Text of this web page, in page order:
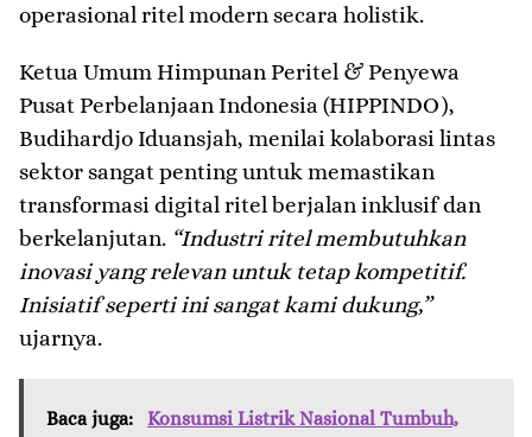
operasional ritel modern secara holistik.
Ketua Umum Himpunan Peritel & Penyewa
Pusat Perbelanjaan Indonesia (HIPPINDO),
Budihardjo Iduansjah, menilai kolaborasi lintas
sektor sangat penting untuk memastikan
transformasi digital ritel berjalan inklusif dan
berkelanjutan. “Industri ritel membutuhkan
inovasi yang relevan untuk tetap kompetitif.
Inisiatif seperti ini sangat kami dukung,”
ujarnya.
Baca juga:
Konsumsi Listrik Nasional Tumbuh,